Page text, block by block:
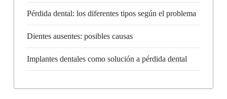
Pérdida dental: los diferentes tipos según el problema
Dientes ausentes: posibles causas
Implantes dentales como solución a pérdida dental